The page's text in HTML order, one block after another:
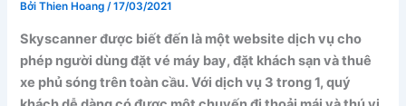
BởiThien Hoang/17/03/2021
Skyscanner được biết đến là một website dịch vụ cho
phép người dùng đặt vé máy bay, đặt khách sạn và thuê
xe phủ sóng trên toàn cầu. Với dịch vụ 3 trong 1, quý